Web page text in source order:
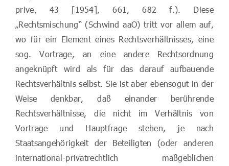
prive, 43 [1954], 661, 682 f.). Diese
„Rechtsmischung“ (Schwind aaO) tritt vor allem auf,
wo für ein Element eines Rechtsverhältnisses, eine
sog. Vortrage, an eine andere Rechtsordnung
angeknüpft wird als für das darauf aufbauende
Rechtsverhältnis selbst. Sie ist aber ebensogut in der
Weise denkbar, daß einander berührende
Rechtsverhältnisse, die nicht im Verhältnis von
Vortrage und Hauptfrage stehen, je nach
Staatsangehörigkeit der Beteiligten (oder anderen
international-privatrechtlich maßgeblichen